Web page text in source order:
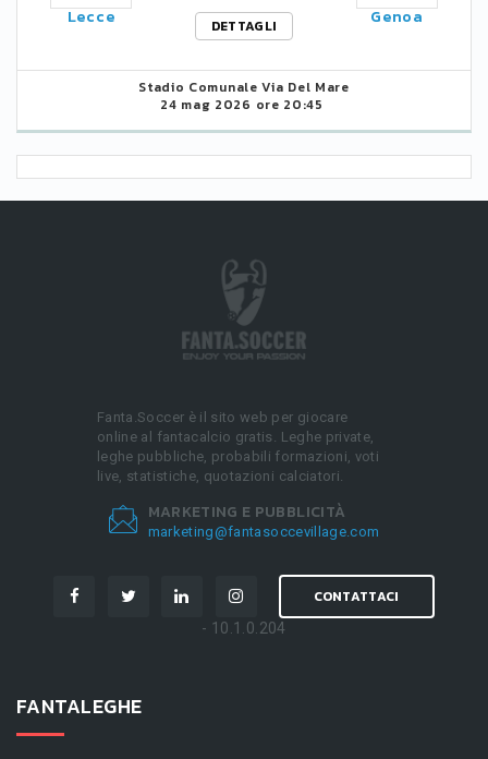
Lecce
DETTAGLI
Genoa
Stadio Comunale Via Del Mare
24 mag 2026 ore 20:45
Fanta.Soccer è il sito web per giocare
online al fantacalcio gratis. Leghe private,
leghe pubbliche, probabili formazioni, voti
live, statistiche, quotazioni calciatori.
MARKETING E PUBBLICITÀ
marketing@fantasoccevillage.com
CONTATTACI
- 10.1.0.204
FANTALEGHE